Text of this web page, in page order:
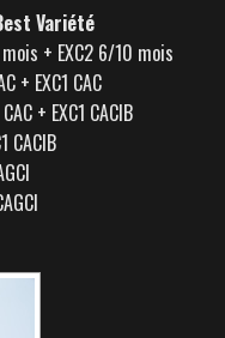
Variété
+ EXC2 6/10 mois
+ EXC1 CAC
+ EXC1 CACIB
CACIB